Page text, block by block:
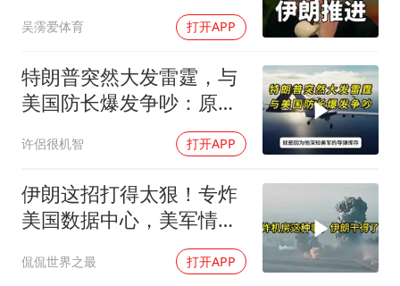
乐享全民健身 共筑健康中国
吴霶爱体育 打开APP
特朗普突然大发雷霆，与
美国防长爆发争吵：原来
许侶很机智 打开APP
伊朗这招打得太狠！专炸
美国数据中心，美军情报
系统直接瘫痪，比封海峡
还致命
侃侃世界之最 打开APP